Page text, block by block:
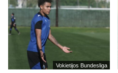
Vokietijos Bundesliga